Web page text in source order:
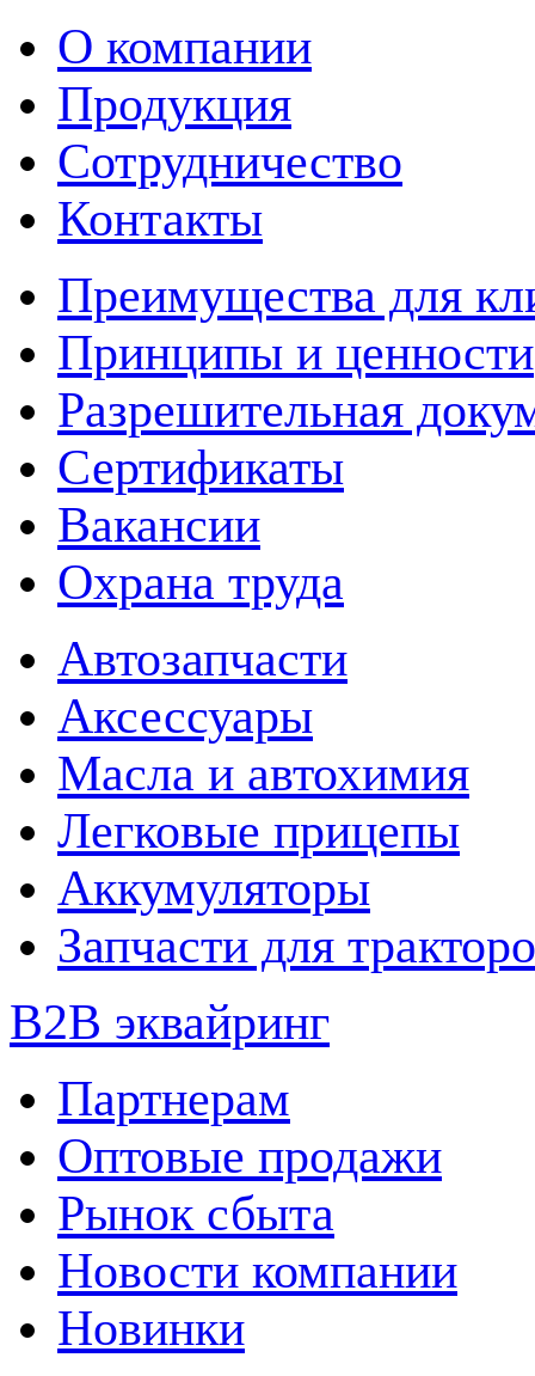
О компании
Продукция
Сотрудничество
Контакты
Преимущества для
Принципы и ценности
Разрешительная
Сертификаты
Вакансии
Охрана труда
Автозапчасти
Аксессуары
Масла и автохимия
Легковые прицепы
Аккумуляторы
Запчасти для
B2B эквайринг
Партнерам
Оптовые продажи
Рынок сбыта
Новости компании
Новинки